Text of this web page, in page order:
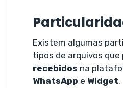
Existem algumas
tipos de arquivos que
recebidos na
WhatsApp e Widget.